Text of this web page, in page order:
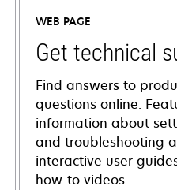
WEB PAGE
Get technical
Find answers to
questions online.
information about
and troubleshooting
interactive user
how-to videos.